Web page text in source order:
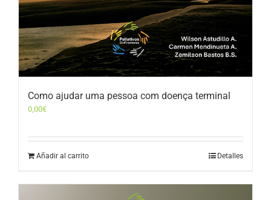
Como ajudar uma pessoa com doença terminal
0,00€
Añadir al carrito Detalles